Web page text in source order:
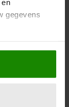
gegevens
kan zijn
(fingerprinting)